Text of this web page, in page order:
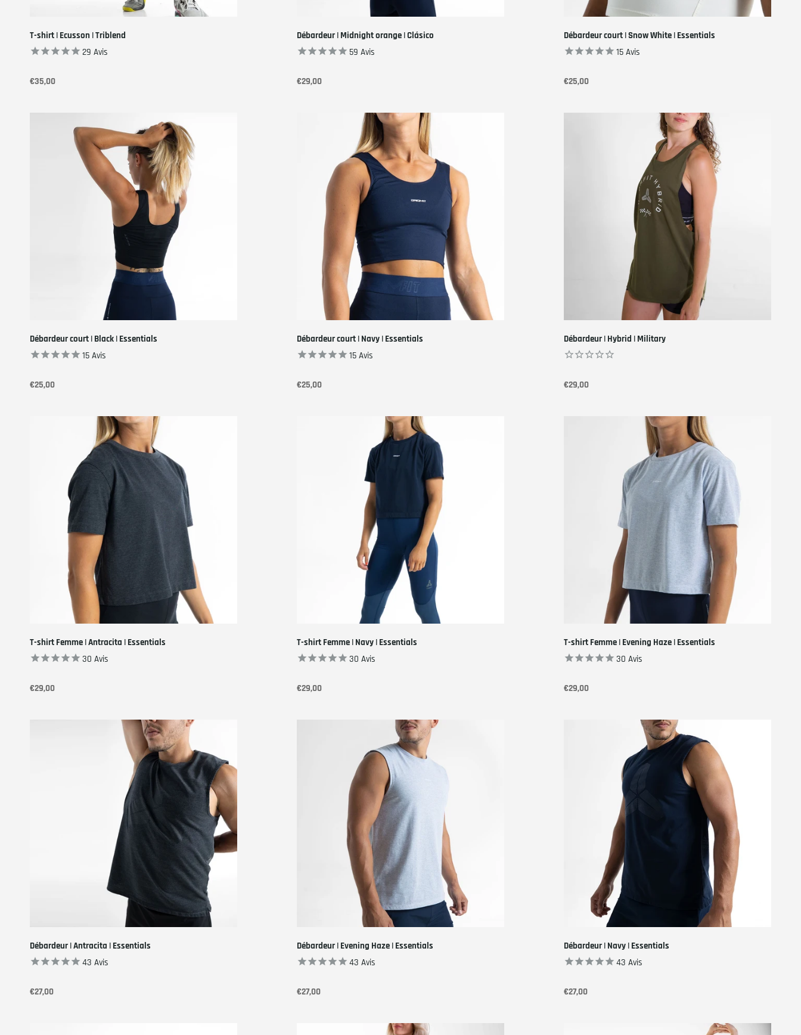
T-shirt | Ecusson | Triblend
29 Avis
€35,00
Débardeur | Midnight orange | Clásico
59 Avis
€29,00
Débardeur court | Snow White | Essentials
15Avis
€25,00
Débardeur court | Black | Essentials
15 Avis
€25,00
Débardeur court | Navy | Essentials
15Avis
€25,00
Débardeur | Hybrid | Military
€29,00
T-shirt Femme | Antracita | Essentials
30 Avis
€29,00
T-shirt Femme | Navy | Essentials
30 Avis
€29,00
T-shirt Femme | Evening Haze | Essentials
30 Avis
€29,00
Débardeur | Antracita | Essentials
43 Avis
€27,00
Débardeur | Evening Haze | Essentials
43 Avis
€27,00
Débardeur | Navy | Essentials
43 Avis
€27,00